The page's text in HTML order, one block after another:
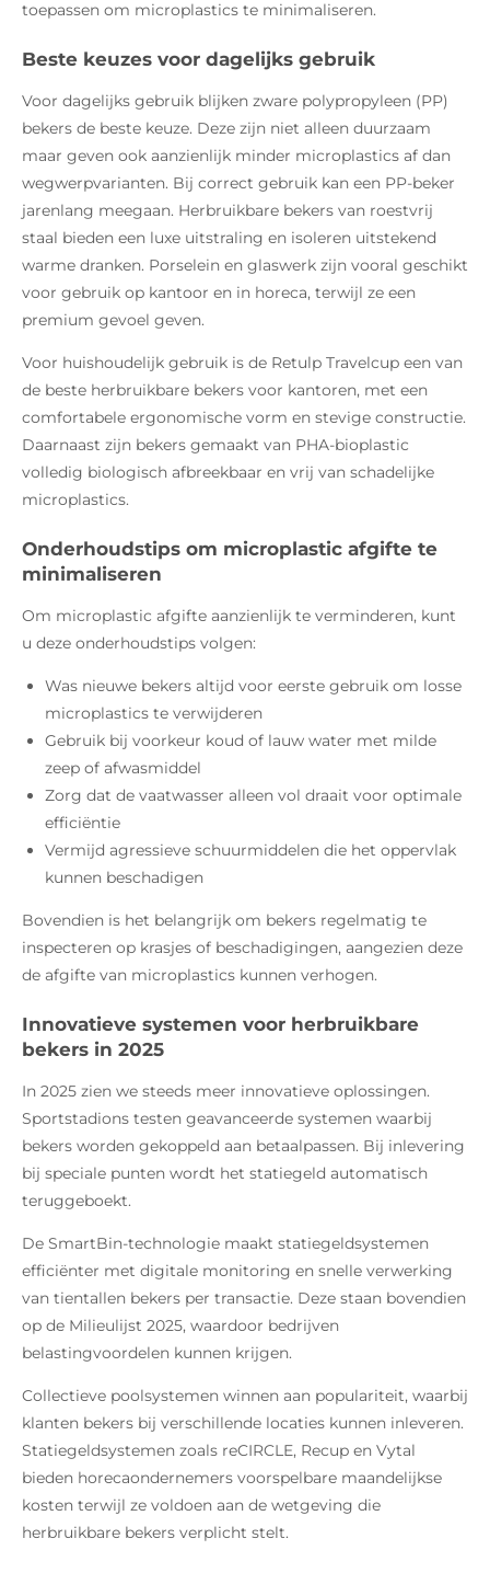
toepassen om microplastics te minimaliseren.
Beste keuzes voor dagelijks gebruik
Voor dagelijks gebruik blijken zware polypropyleen (PP)
bekers de beste keuze. Deze zijn niet alleen duurzaam
maar geven ook aanzienlijk minder microplastics af dan
wegwerpvarianten. Bij correct gebruik kan een PP-beker
jarenlang meegaan. Herbruikbare bekers van roestvrij
staal bieden een luxe uitstraling en isoleren uitstekend
warme dranken. Porselein en glaswerk zijn vooral geschikt
voor gebruik op kantoor en in horeca, terwijl ze een
premium gevoel geven.
Voor huishoudelijk gebruik is de Retulp Travelcup een van
de beste herbruikbare bekers voor kantoren, met een
comfortabele ergonomische vorm en stevige constructie.
Daarnaast zijn bekers gemaakt van PHA-bioplastic
volledig biologisch afbreekbaar en vrij van schadelijke
microplastics.
Onderhoudstips om microplastic afgifte te
minimaliseren
Om microplastic afgifte aanzienlijk te verminderen, kunt
u deze onderhoudstips volgen:
Was nieuwe bekers altijd voor eerste gebruik om losse
microplastics te verwijderen
Gebruik bij voorkeur koud of lauw water met milde
zeep of afwasmiddel
Zorg dat de vaatwasser alleen vol draait voor optimale
efficiëntie
Vermijd agressieve schuurmiddelen die het oppervlak
kunnen beschadigen
Bovendien is het belangrijk om bekers regelmatig te
inspecteren op krasjes of beschadigingen, aangezien deze
de afgifte van microplastics kunnen verhogen.
Innovatieve systemen voor herbruikbare
bekers in 2025
In 2025 zien we steeds meer innovatieve oplossingen.
Sportstadions testen geavanceerde systemen waarbij
bekers worden gekoppeld aan betaalpassen. Bij inlevering
bij speciale punten wordt het statiegeld automatisch
teruggeboekt.
De SmartBin-technologie maakt statiegeldsystemen
efficiënter met digitale monitoring en snelle verwerking
van tientallen bekers per transactie. Deze staan bovendien
op de Milieulijst 2025, waardoor bedrijven
belastingvoordelen kunnen krijgen.
Collectieve poolsystemen winnen aan populariteit, waarbij
klanten bekers bij verschillende locaties kunnen inleveren.
Statiegeldsystemen zoals reCIRCLE, Recup en Vytal
bieden horecaondernemers voorspelbare maandelijkse
kosten terwijl ze voldoen aan de wetgeving die
herbruikbare bekers verplicht stelt.